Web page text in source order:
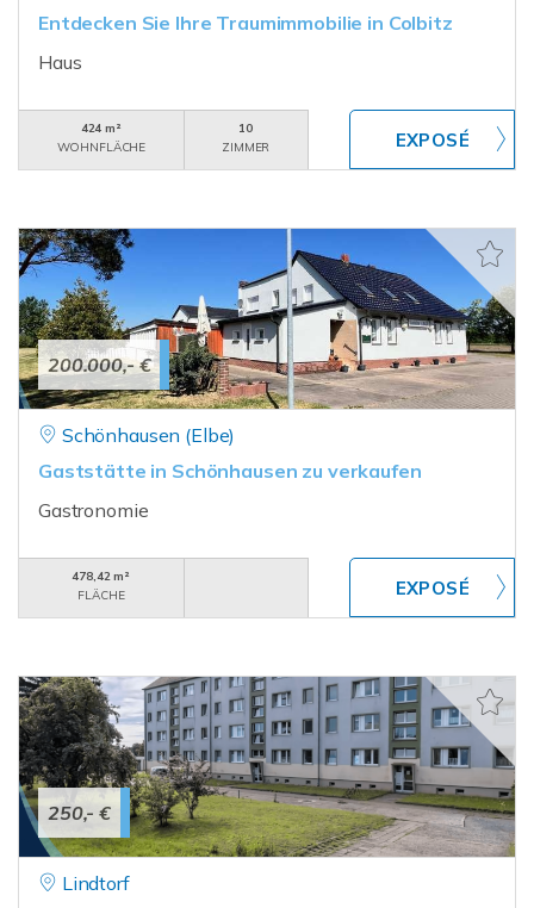
Entdecken Sie Ihre Traumimmobilie in Colbitz
Haus
424 m²
WOHNFLÄCHE
10
ZIMMER
200.000,- €
Schönhausen (Elbe)
Gaststätte in Schönhausen zu verkaufen
Gastronomie
478,42 m²
FLÄCHE
250,- €
Lindtorf